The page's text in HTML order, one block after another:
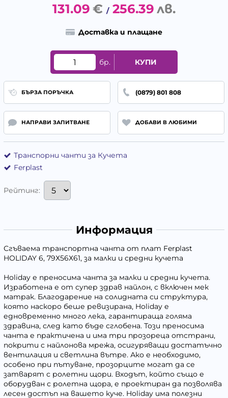
131.09 € / 256.39 лв.
Доставка и плащане
бр. КУПИ
БЪРЗА ПОРЪЧКА (0879) 801 808
НАПРАВИ ЗАПИТВАНЕ ДОБАВИ В ЛЮБИМИ
Транспорни чанти за Кучета
Ferplast
Рейтинг:
Информация
Сгъваема транспортна чанта от плат Ferplast
HOLIDAY 6, 79Х56Х61, за малки и средни кучета
Holiday е преносимa чанта за малки и средни кучета.
Изработена е от супер здрав найлон, с включен мек
матрак. Благодарение на солидната си структура,
която наскоро беше ревизирана, Holiday е
едновременно много лека, гарантираща голяма
здравина, след като бъде сглобена. Този преносима
чанта е практичена и има три прозореца отстрани,
покрити с найлонова мрежа, осигуряващи достатъчно
вентилация и светлина вътре. Ако е необходимо,
особено при пътуване, прозорците могат да се
затварят с ролетни щори. Входът, който също е
оборудван с ролетна щора, е проектиран да позволява
лесен достъп на вашето куче. Holiday има полезни